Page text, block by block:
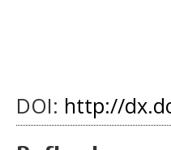
DOI: http://